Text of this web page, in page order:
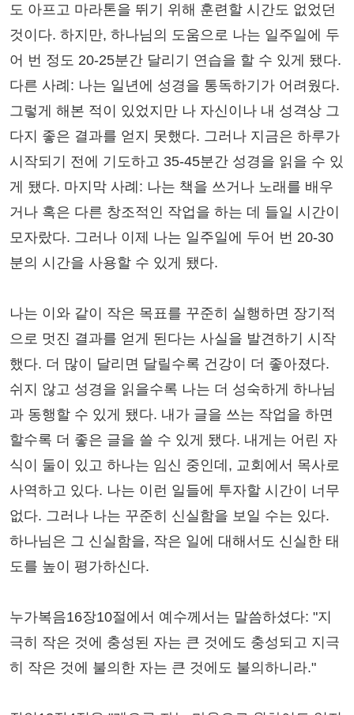
도 아프고 마라톤을 뛰기 위해 훈련할 시간도 없었던
것이다. 하지만, 하나님의 도움으로 나는 일주일에 두
어 번 정도 20-25분간 달리기 연습을 할 수 있게 됐다.
다른 사례: 나는 일년에 성경을 통독하기가 어려웠다.
그렇게 해본 적이 있었지만 나 자신이나 내 성격상 그
다지 좋은 결과를 얻지 못했다. 그러나 지금은 하루가
시작되기 전에 기도하고 35-45분간 성경을 읽을 수 있
게 됐다. 마지막 사례: 나는 책을 쓰거나 노래를 배우
거나 혹은 다른 창조적인 작업을 하는 데 들일 시간이
모자랐다. 그러나 이제 나는 일주일에 두어 번 20-30
분의 시간을 사용할 수 있게 됐다.
나는 이와 같이 작은 목표를 꾸준히 실행하면 장기적
으로 멋진 결과를 얻게 된다는 사실을 발견하기 시작
했다. 더 많이 달리면 달릴수록 건강이 더 좋아졌다.
쉬지 않고 성경을 읽을수록 나는 더 성숙하게 하나님
과 동행할 수 있게 됐다. 내가 글을 쓰는 작업을 하면
할수록 더 좋은 글을 쓸 수 있게 됐다. 내게는 어린 자
식이 둘이 있고 하나는 임신 중인데, 교회에서 목사로
사역하고 있다. 나는 이런 일들에 투자할 시간이 너무
없다. 그러나 나는 꾸준히 신실함을 보일 수는 있다.
하나님은 그 신실함을, 작은 일에 대해서도 신실한 태
도를 높이 평가하신다.
누가복음16장10절에서 예수께서는 말씀하셨다: "지
극히 작은 것에 충성된 자는 큰 것에도 충성되고 지극
히 작은 것에 불의한 자는 큰 것에도 불의하니라."